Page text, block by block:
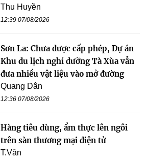
Thu Huyền
12:39 07/08/2026
Sơn La: Chưa được cấp phép, Dự án
Khu du lịch nghỉ dưỡng Tà Xùa vẫn
đưa nhiều vật liệu vào mở đường
Quang Dân
12:36 07/08/2026
Hàng tiêu dùng, ẩm thực lên ngôi
trên sàn thương mại điện tử
T.Vân